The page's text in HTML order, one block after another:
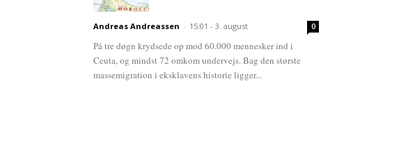
Andreas Andreassen - 15:01 - 3. august 0
På tre døgn krydsede op mod 60.000 mennesker ind i
Ceuta, og mindst 72 omkom undervejs. Bag den største
massemigration i eksklavens historie ligger...